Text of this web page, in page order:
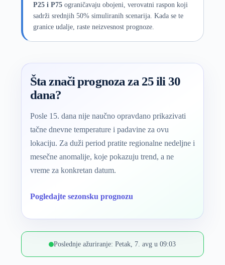
P25 i P75ograničavaju obojeni, verovatni raspon koji
sadrži srednjih 50% simuliranih scenarija. Kada se te
granice udalje, raste neizvesnost prognoze.
Šta znači prognoza za 25 ili 30
dana?
Posle 15. dana nije naučno opravdano prikazivati
tačne dnevne temperature i padavine za ovu
lokaciju. Za duži period pratite regionalne nedeljne i
mesečne anomalije, koje pokazuju trend, a ne
vreme za konkretan datum.
Pogledajte sezonsku prognozu
Poslednje ažuriranje: Petak, 7. avg u 09:03